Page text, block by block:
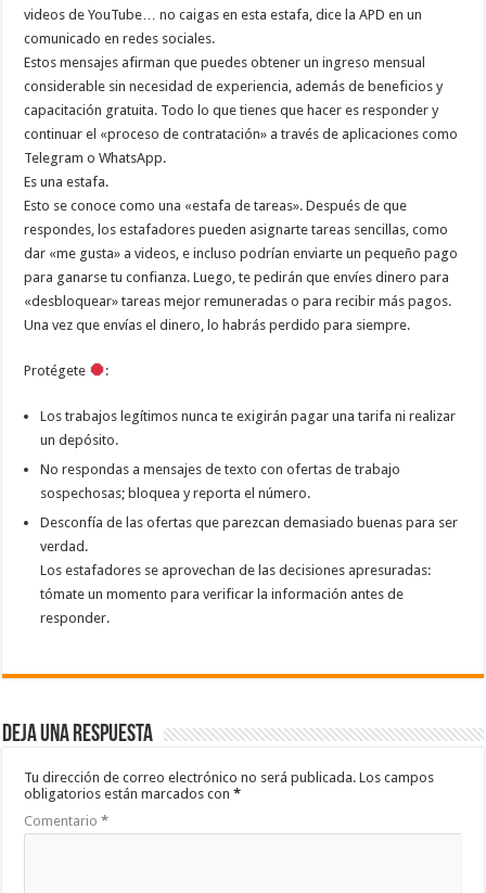
videos de YouTube… no caigas en esta estafa, dice la APD en un
comunicado en redes sociales.
Estos mensajes afirman que puedes obtener un ingreso mensual
considerable sin necesidad de experiencia, además de beneficios y
capacitación gratuita. Todo lo que tienes que hacer es responder y
continuar el «proceso de contratación» a través de aplicaciones como
Telegram o WhatsApp.
Es una estafa.
Esto se conoce como una «estafa de tareas». Después de que
respondes, los estafadores pueden asignarte tareas sencillas, como
dar «me gusta» a videos, e incluso podrían enviarte un pequeño pago
para ganarse tu confianza. Luego, te pedirán que envíes dinero para
«desbloquear» tareas mejor remuneradas o para recibir más pagos.
Una vez que envías el dinero, lo habrás perdido para siempre.
Protégete :
Los trabajos legítimos nunca te exigirán pagar una tarifa ni realizar
un depósito.
No respondas a mensajes de texto con ofertas de trabajo
sospechosas; bloquea y reporta el número.
Desconfía de las ofertas que parezcan demasiado buenas para ser
verdad.
Los estafadores se aprovechan de las decisiones apresuradas:
tómate un momento para verificar la información antes de
responder.
Deja una respuesta
Tu dirección de correo electrónico no será publicada. Los campos
obligatorios están marcados con*
Comentario*